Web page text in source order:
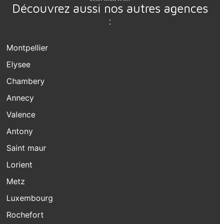
Découvrez aussi nos autres agences
:
Montpellier
Elysee
Chambery
Annecy
Valence
Antony
Saint maur
Lorient
Metz
Luxembourg
Rochefort